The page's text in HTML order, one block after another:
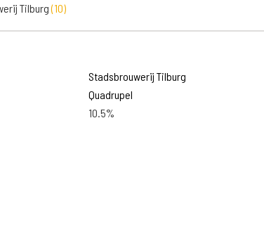
Tilburg(10)
Stadsbrouwerij Tilburg
Quadrupel
10.5%